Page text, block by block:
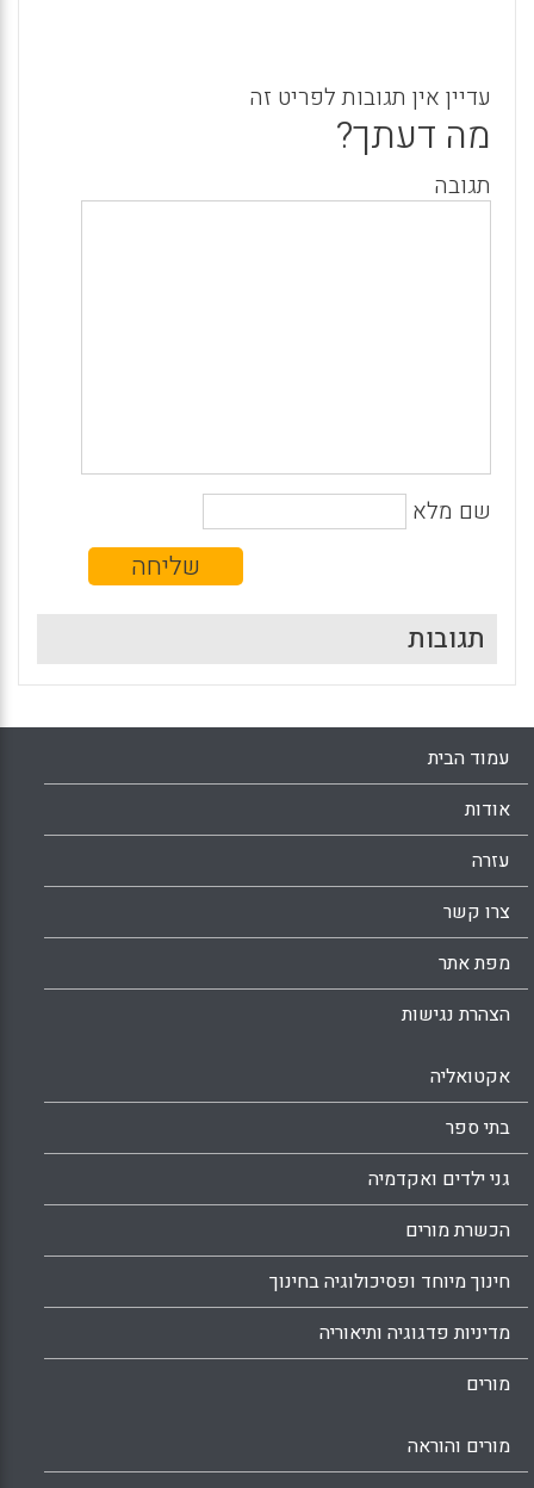
עדיין אין תגובות לפריט זה
מה דעתך?
תגובה
שם מלא
תגובות
עמוד הבית
אודות
עזרה
צרו קשר
מפת אתר
הצהרת נגישות
אקטואליה
בתי ספר
גני ילדים ואקדמיה
הכשרת מורים
חינוך מיוחד ופסיכולוגיה בחינוך
מדיניות פדגוגיה ותיאוריה
מורים
מורים והוראה